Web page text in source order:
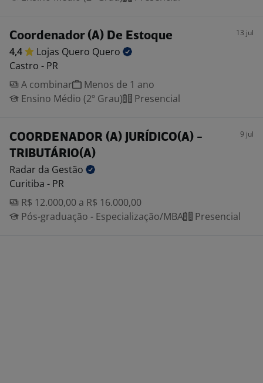
Coordenador (A) De Estoque 13 jul
4,4 Lojas Quero Quero
Castro - PR
A combinar
Menos de 1 ano
Ensino Médio (2º Grau)
Presencial
COORDENADOR (A) JURÍDICO(A) -
TRIBUTÁRIO(A)
9 jul
Radar da Gestão
Curitiba - PR
R$ 12.000,00 a R$ 16.000,00
Pós-graduação - Especialização/MBA
Presencial